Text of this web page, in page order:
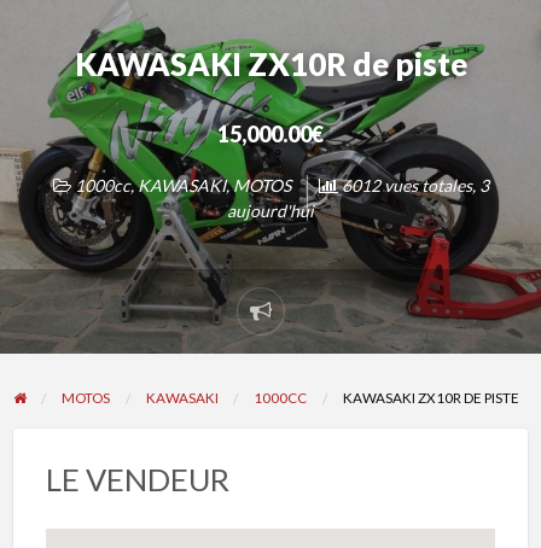
KAWASAKI ZX10R de piste
15,000.00€
1000cc,KAWASAKI,MOTOS
6012 vues totales, 3
aujourd'hui
Signaler
un
problème
MOTOS KAWASAKI 1000CC KAWASAKI ZX10R DE PISTE
LE VENDEUR